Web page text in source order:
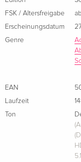
Schuber, Ultimate
Edition, Steelbook, 4K
FSK / Altersfreigabe
Erscheinungsdatum
Genre
EAN
Laufzeit
Ton